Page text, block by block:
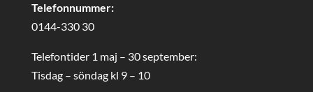
Telefonnummer:
0144-330 30
Telefontider 1 maj – 30 september:
Tisdag – söndag kl 9 – 10